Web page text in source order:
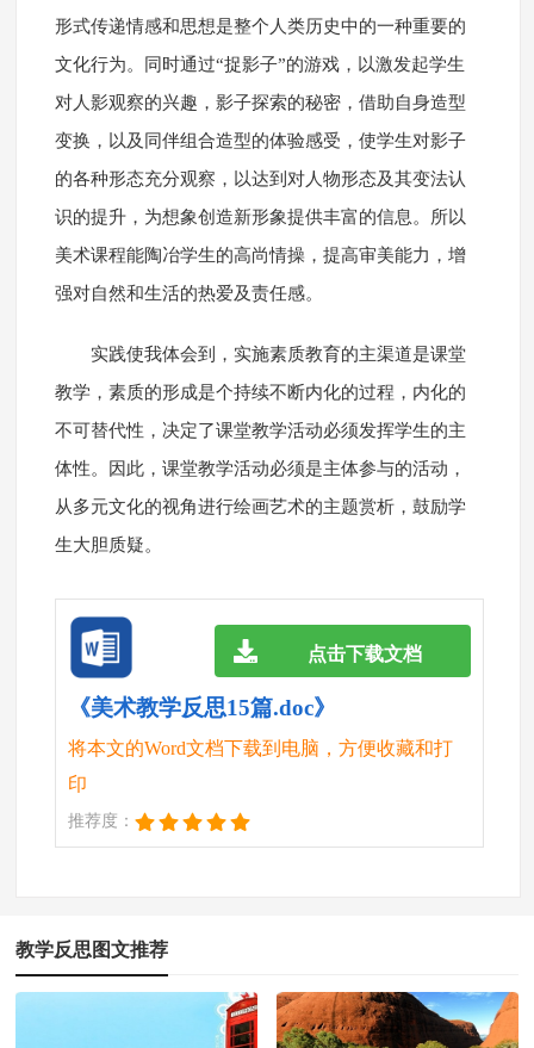
形式传递情感和思想是整个人类历史中的一种重要的
文化行为。同时通过“捉影子”的游戏，以激发起学生
对人影观察的兴趣，影子探索的秘密，借助自身造型
变换，以及同伴组合造型的体验感受，使学生对影子
的各种形态充分观察，以达到对人物形态及其变法认
识的提升，为想象创造新形象提供丰富的信息。所以
美术课程能陶冶学生的高尚情操，提高审美能力，增
强对自然和生活的热爱及责任感。
实践使我体会到，实施素质教育的主渠道是课堂
教学，素质的形成是个持续不断内化的过程，内化的
不可替代性，决定了课堂教学活动必须发挥学生的主
体性。因此，课堂教学活动必须是主体参与的活动，
从多元文化的视角进行绘画艺术的主题赏析，鼓励学
生大胆质疑。
《美术教学反思15篇.doc》
将本文的Word文档下载到电脑，方便收藏和打
印
推荐度：
点击下载文档
教学反思图文推荐